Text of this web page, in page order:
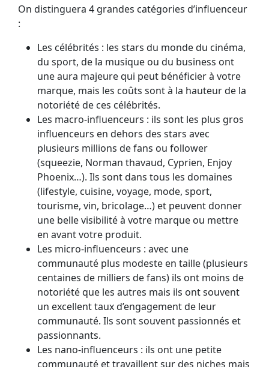
On distinguera 4 grandes catégories d’influenceur
:
Les célébrités : les stars du monde du cinéma,
du sport, de la musique ou du business ont
une aura majeure qui peut bénéficier à votre
marque, mais les coûts sont à la hauteur de la
notoriété de ces célébrités.
Les macro-influenceurs : ils sont les plus gros
influenceurs en dehors des stars avec
plusieurs millions de fans ou follower
(squeezie, Norman thavaud, Cyprien, Enjoy
Phoenix…). Ils sont dans tous les domaines
(lifestyle, cuisine, voyage, mode, sport,
tourisme, vin, bricolage…) et peuvent donner
une belle visibilité à votre marque ou mettre
en avant votre produit.
Les micro-influenceurs : avec une
communauté plus modeste en taille (plusieurs
centaines de milliers de fans) ils ont moins de
notoriété que les autres mais ils ont souvent
un excellent taux d’engagement de leur
communauté. Ils sont souvent passionnés et
passionnants.
Les nano-influenceurs : ils ont une petite
communauté et travaillent sur des niches mais